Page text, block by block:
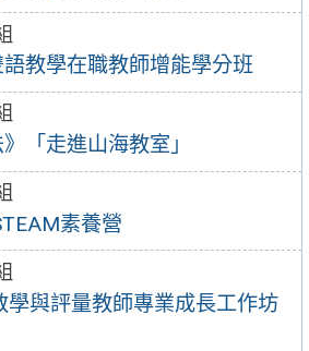
教學在職教師增能學分班
「走進山海教室」
素養營
學與評量教師專業成長工作坊